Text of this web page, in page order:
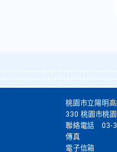
桃園市立陽明
330 桃園市桃
聯絡電話
03-
傳真
電子信箱